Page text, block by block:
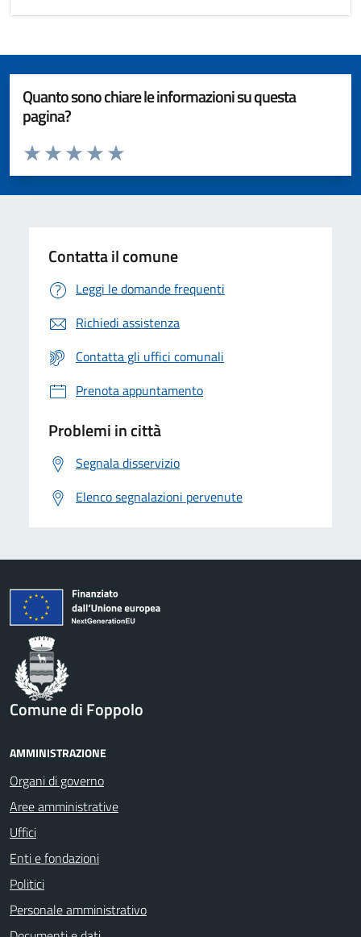
Quanto sono chiare le informazioni su questa
pagina?
Valuta da 1 a 5 stelle la pagina
Valuta 5 stelle su 5
Valuta 4 stelle su 5
Valuta 3 stelle su 5
Valuta 2 stelle su 5
Valuta 1 stelle su 5
Contatta il comune
Leggi le domande frequenti
Richiedi assistenza
Contatta gli uffici comunali
Prenota appuntamento
Problemi in città
Segnala disservizio
Elenco segnalazioni pervenute
Comune di Foppolo
AMMINISTRAZIONE
Organi di governo
Aree amministrative
Uffici
Enti e fondazioni
Politici
Personale amministrativo